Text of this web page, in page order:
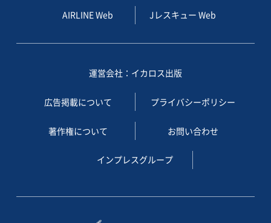
AIRLINE Web Jレスキュー Web
運営会社：イカロス出版
広告掲載について プライバシーポリシー
著作権について お問い合わせ
インプレスグループ